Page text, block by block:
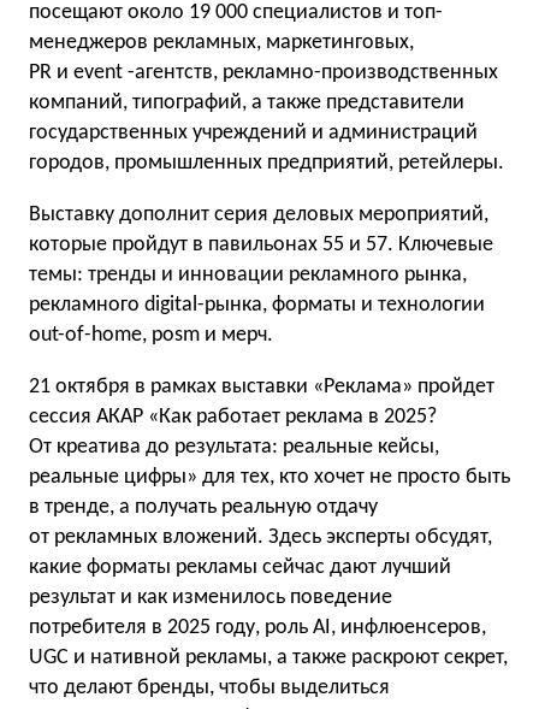
посещают около 19 000 специалистов и топ-
менеджеров рекламных, маркетинговых,
PR и event -агентств, рекламно-производственных
компаний, типографий, а также представители
государственных учреждений и администраций
городов, промышленных предприятий, ретейлеры.
Выставку дополнит серия деловых мероприятий,
которые пройдут в павильонах 55 и 57. Ключевые
темы: тренды и инновации рекламного рынка,
рекламного digital-рынка, форматы и технологии
out-of-home, posm и мерч.
21 октября в рамках выставки «Реклама» пройдет
сессия АКАР «Как работает реклама в 2025?
От креатива до результата: реальные кейсы,
реальные цифры» для тех, кто хочет не просто быть
в тренде, а получать реальную отдачу
от рекламных вложений. Здесь эксперты обсудят,
какие форматы рекламы сейчас дают лучший
результат и как изменилось поведение
потребителя в 2025 году, роль AI, инфлюенсеров,
UGC и нативной рекламы, а также раскроют секрет,
что делают бренды, чтобы выделиться